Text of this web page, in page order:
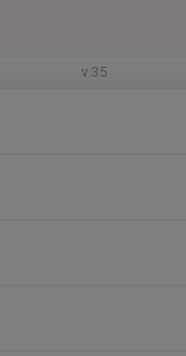
v.35